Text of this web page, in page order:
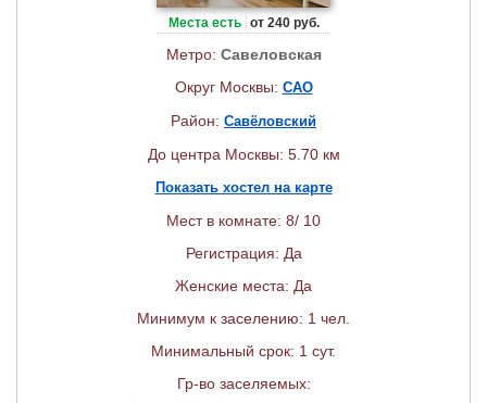
Места есть от 240 руб.
Метро: Савеловская
Округ Москвы: САО
Район: Савёловский
До центра Москвы: 5.70 км
Показать хостел на карте
Мест в комнате: 8/ 10
Регистрация: Да
Женские места: Да
Минимум к заселению: 1 чел.
Минимальный срок: 1 сут.
Гр-во заселяемых: